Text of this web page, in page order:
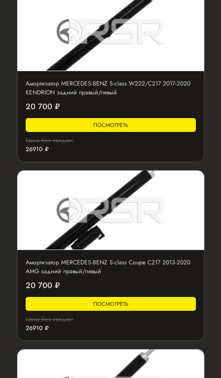
Амортизатор MERCEDES-BENZ S-class W222/C217 2017-2020
KENDRION задний правый/левый
20 700 ₽
ПОСМОТРЕТЬ
Цена без скидки:
26910 ₽
Амортизатор MERCEDES-BENZ S-class Coupe C217 2013-2020
AMG задний правый/левый
20 700 ₽
ПОСМОТРЕТЬ
Цена без скидки:
26910 ₽